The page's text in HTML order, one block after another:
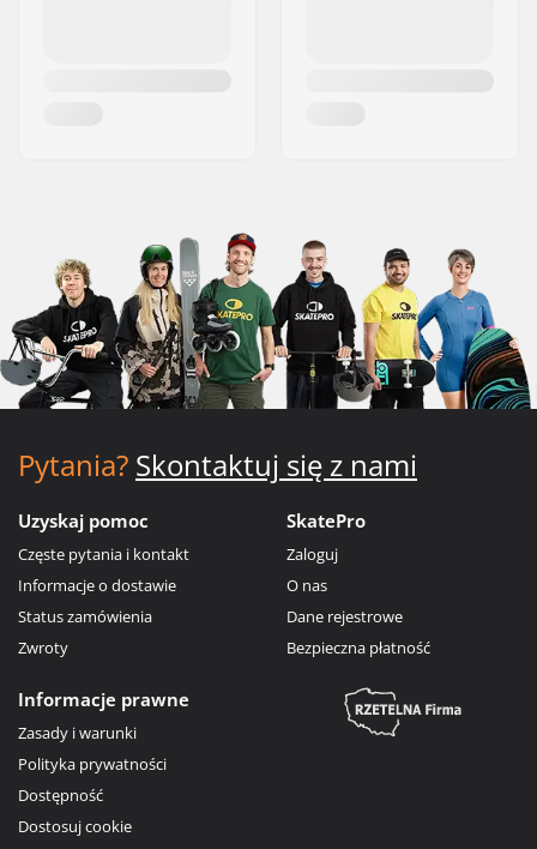
Pytania? Skontaktuj się z nami
Uzyskaj pomoc
Częste pytania i kontakt
Informacje o dostawie
Status zamówienia
Zwroty
SkatePro
Zaloguj
O nas
Dane rejestrowe
Bezpieczna płatność
Informacje prawne
Zasady i warunki
Polityka prywatności
Dostępność
Dostosuj cookie